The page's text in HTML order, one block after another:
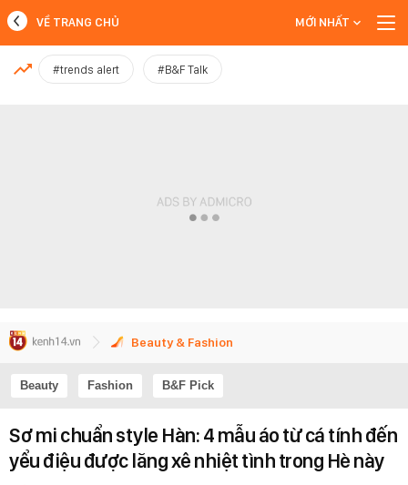
MỚI NHẤT
VỀ TRANG CHỦ MỚI NHẤT
#trends alert #B&F Talk
Beauty & Fashion
Beauty Fashion B&F Pick
Sơ mi chuẩn style Hàn: 4 mẫu áo từ cá tính đến
yểu điệu được lăng xê nhiệt tình trong Hè này